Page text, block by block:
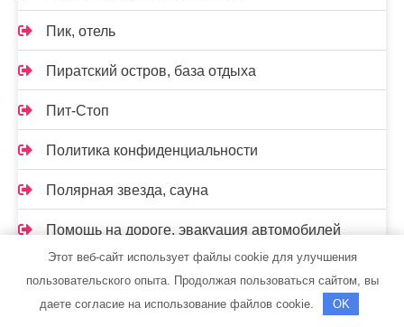
Пик, отель
Пиратский остров, база отдыха
Пит-Стоп
Политика конфиденциальности
Полярная звезда, сауна
Помощь на дороге, эвакуация автомобилей
Прайм, автокомплекс
Этот веб-сайт использует файлы cookie для улучшения
пользовательского опыта. Продолжая пользоваться сайтом, вы
даете согласие на использование файлов cookie.
OK